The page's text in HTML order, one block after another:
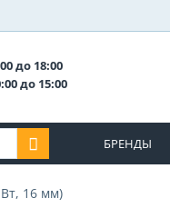
до 18:00
до 15:00
БРЕНДЫ
16 мм)